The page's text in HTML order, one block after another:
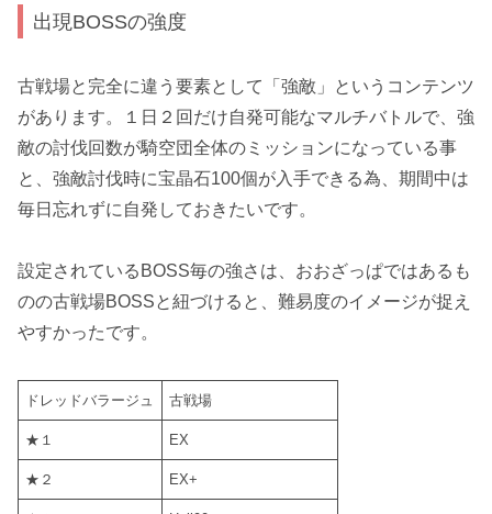
出現BOSSの強度
古戦場と完全に違う要素として「 強敵 」というコンテンツ
があります。１日２回だけ自発可能なマルチバトルで、強
敵の討伐回数が騎空団全体のミッションになっている事
と、強敵討伐時に宝晶石100個が入手できる為、期間中は
毎日忘れずに自発しておきたいです。
設定されているBOSS毎の強さは、おおざっぱではあるも
のの古戦場BOSSと紐づけると、難易度のイメージが捉え
やすかったです。
ドレッドバラージュ 古戦場
★１ EX
★２ EX+